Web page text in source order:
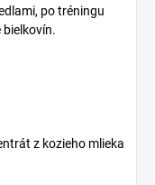
po tréningu
bielkovín.
z kozieho mlieka